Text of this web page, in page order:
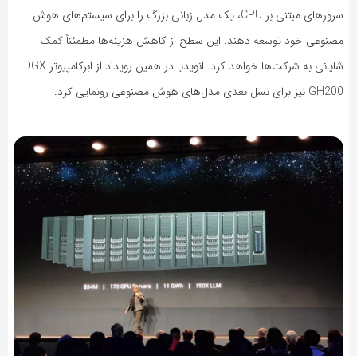
سرورهای مبتنی بر CPU، یک مدل زبانی بزرگ را برای سیستم‌های هوش
مصنوعی خود توسعه دهند. این سطح از کاهش هزینه‌ها مطمئناً کمک
شایانی به شرکت‌ها خواهد کرد. انویدیا در همین رویداد از ابرکامپیوتر DGX
GH200 نیز برای نسل بعدی مدل‌های هوش مصنوعی رونمایی کرد.